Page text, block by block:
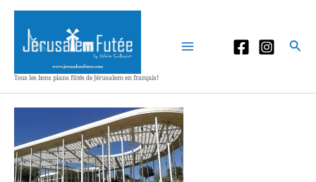
Aller
contenu
Tous les bons plans fûtés de Jérusalem en français!